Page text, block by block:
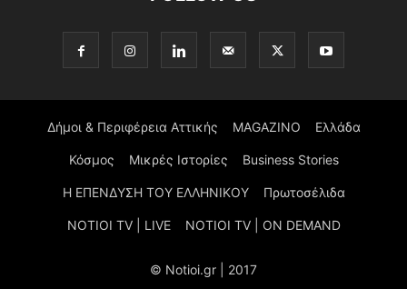
Δήμοι & Περιφέρεια Αττικής MAGAZINO Ελλάδα
Κόσμος Μικρές Ιστορίες Business Stories
Η ΕΠΕΝΔΥΣΗ ΤΟΥ ΕΛΛΗΝΙΚΟΥ Πρωτοσέλιδα
NOTIOI TV | LIVE NOTIOI TV | ON DEMAND
© Notioi.gr | 2017